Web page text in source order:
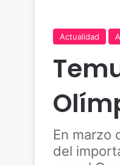
Actualidad
En marzo
del